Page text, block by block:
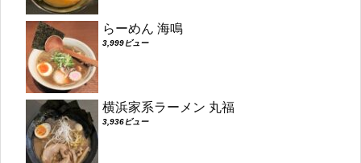
らーめん 海鳴
3,999ビュー
横浜家系ラーメン 丸福
3,936ビュー